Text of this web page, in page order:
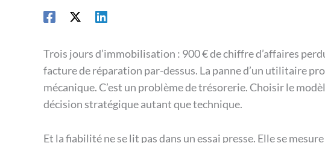
Trois jours d’immobilisation : 900 € de chiffre d’affaires
facture de réparation par-dessus. La panne d’un utilitaire
mécanique. C’est un problème de trésorerie. Choisir le
décision stratégique autant que technique.
Et la fiabilité ne se lit pas dans un essai presse. Elle se